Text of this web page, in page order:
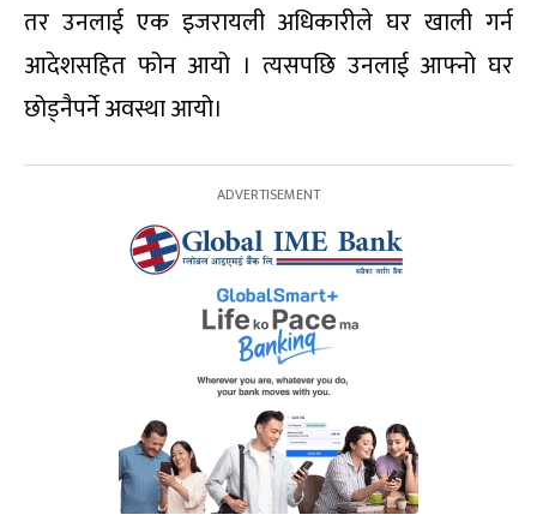
तर उनलाई एक इजरायली अधिकारीले घर खाली गर्न
आदेशसहित फोन आयो । त्यसपछि उनलाई आफ्नो घर
छोड्नैपर्ने अवस्था आयो।